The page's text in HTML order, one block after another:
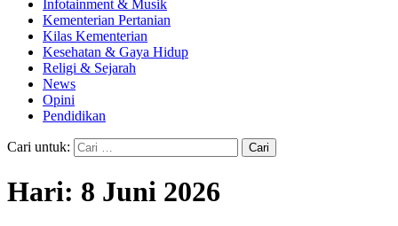
Infotainment & Musik
Kementerian Pertanian
Kilas Kementerian
Kesehatan & Gaya Hidup
Religi & Sejarah
News
Opini
Pendidikan
Cari untuk:
Hari: 8 Juni 2026